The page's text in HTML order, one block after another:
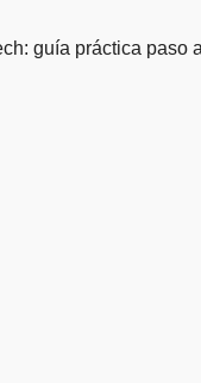
guía práctica paso